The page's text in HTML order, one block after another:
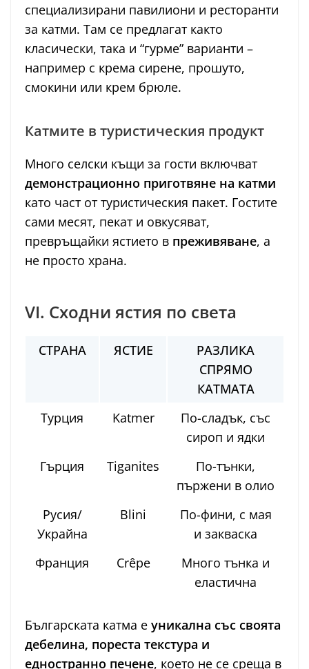
специализирани павилиони и ресторанти
за катми. Там се предлагат както
класически, така и “гурме” варианти –
например с крема сирене, прошуто,
смокини или крем брюле.
Катмите в туристическия продукт
Много селски къщи за гости включват
демонстрационно приготвяне на катми
като част от туристическия пакет. Гостите
сами месят, пекат и овкусяват,
превръщайки ястието в преживяване, а
не просто храна.
VI. Сходни ястия по света
СТРАНА ЯСТИЕ
РАЗЛИКА
СПРЯМО
КАТМАТА
Турция
Katmer
По-сладък, със
сироп и ядки
Гърция
Tiganites
По-тънки,
пържени в олио
Русия/
Украйна
Blini
По-фини, с мая
и закваска
Франция
Crêpe
Много тънка и
еластична
Българската катма е уникална със своята
дебелина, пореста текстура и
едностранно печене, което не се среща в